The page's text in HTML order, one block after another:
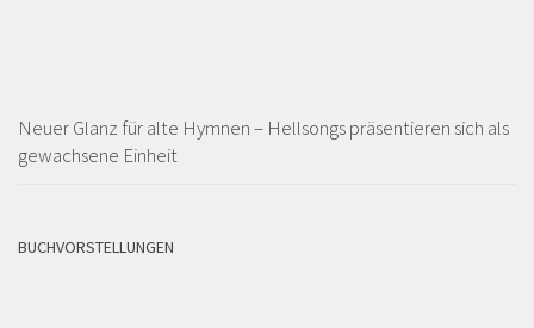
Neuer Glanz für alte Hymnen – Hellsongs präsentieren sich als
gewachsene Einheit
BUCHVORSTELLUNGEN